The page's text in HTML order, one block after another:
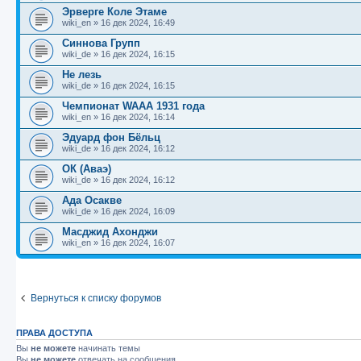
Эрверге Коле Этаме
wiki_en » 16 дек 2024, 16:49
Синнова Групп
wiki_de » 16 дек 2024, 16:15
Не лезь
wiki_de » 16 дек 2024, 16:15
Чемпионат WAAA 1931 года
wiki_en » 16 дек 2024, 16:14
Эдуард фон Бёльц
wiki_de » 16 дек 2024, 16:12
ОК (Аваэ)
wiki_de » 16 дек 2024, 16:12
Ада Осакве
wiki_de » 16 дек 2024, 16:09
Масджид Ахонджи
wiki_en » 16 дек 2024, 16:07
Вернуться к списку форумов
ПРАВА ДОСТУПА
Вы не можете начинать темы
Вы не можете отвечать на сообщения